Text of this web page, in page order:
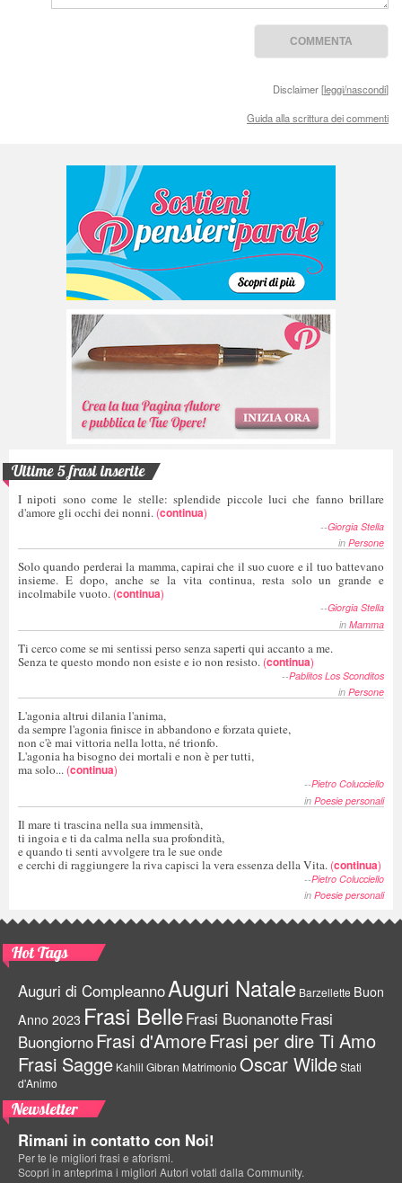
Disclaimer [leggi/nascondi]
Guida alla scrittura dei commenti
Ultime 5 frasi inserite
I nipoti sono come le stelle: splendide piccole luci che fanno brillare
d'amore gli occhi dei nonni. (continua)
--Giorgia Stella
in Persone
Solo quando perderai la mamma, capirai che il suo cuore e il tuo battevano
insieme. E dopo, anche se la vita continua, resta solo un grande e
incolmabile vuoto. (continua)
--Giorgia Stella
in Mamma
Ti cerco come se mi sentissi perso senza saperti qui accanto a me.
Senza te questo mondo non esiste e io non resisto. (continua)
--Pablitos Los Sconditos
in Persone
L'agonia altrui dilania l'anima,
da sempre l'agonia finisce in abbandono e forzata quiete,
non c'è mai vittoria nella lotta, né trionfo.
L'agonia ha bisogno dei mortali e non è per tutti,
ma solo... (continua)
--Pietro Colucciello
in Poesie personali
Il mare ti trascina nella sua immensità,
ti ingoia e ti da calma nella sua profondità,
e quando ti senti avvolgere tra le sue onde
e cerchi di raggiungere la riva capisci la vera essenza della Vita. (continua)
--Pietro Colucciello
in Poesie personali
Hot Tags
Auguri di CompleannoAuguri Natale Barzellette Buon
Anno 2023 Frasi BelleFrasi BuonanotteFrasi
BuongiornoFrasi d'AmoreFrasi per dire Ti Amo
Frasi Sagge Kahlil Gibran Matrimonio Oscar WildeStati
d'Animo
Newsletter
Rimani in contatto con Noi!
Per te le migliori frasi e aforismi.
Scopri in anteprima i migliori Autori votati dalla Community.